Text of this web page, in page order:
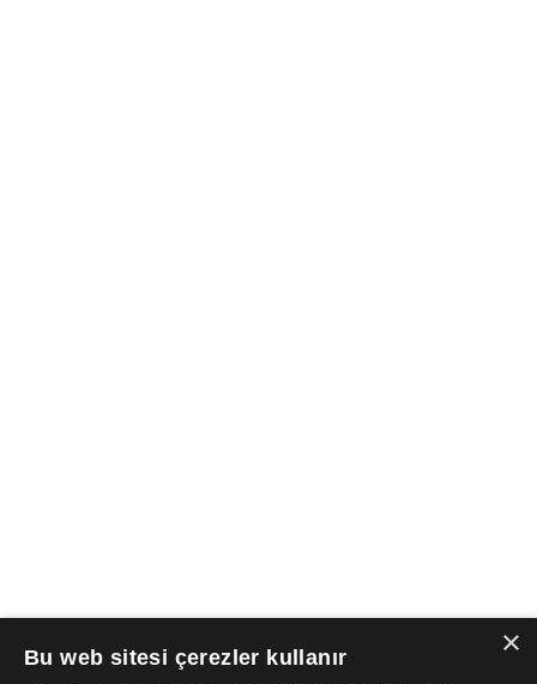
×
Bu web sitesi çerezler kullanır